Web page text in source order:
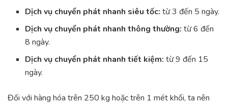
Dịch vụ chuyển phát nhanh siêu tốc: từ 3 đến 5 ngày.
Dịch vụ chuyển phát nhanh thông thường: từ 6 đến
8 ngày.
Dịch vụ chuyển phát nhanh tiết kiệm: từ 9 đến 15
ngày.
Đối với hàng hóa trên 250 kg hoặc trên 1 mét khối, ta nên